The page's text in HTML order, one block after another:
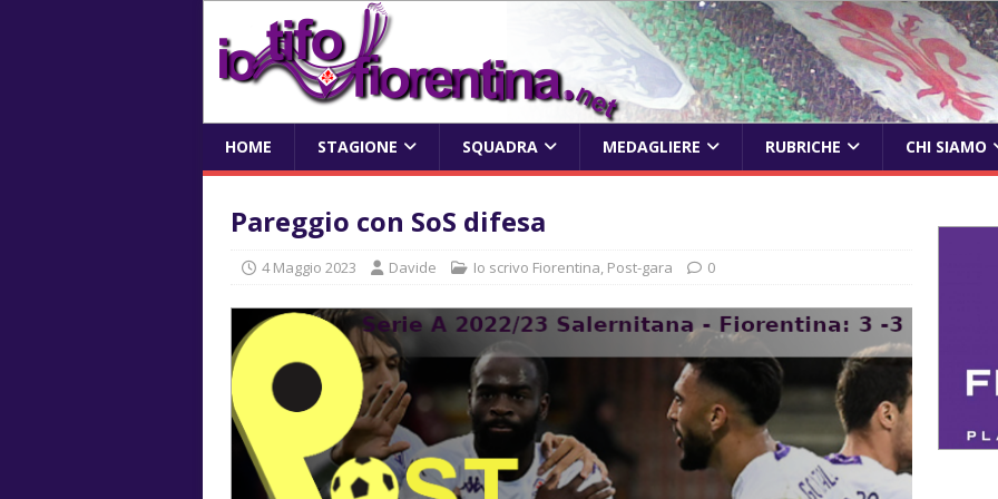
HOME STAGIONE SQUADRA MEDAGLIERE RUBRICHE CHI SIAMO
Pareggio con SoS difesa
4 Maggio 2023 Davide Io scrivo Fiorentina, Post-gara 0